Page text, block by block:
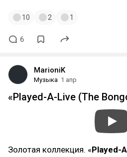
10 2 1
6
MarioniK
Музыка 1 апр
«Played-A-Live (The
Золотая коллекция. «Played-